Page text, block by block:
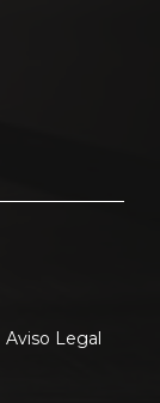
Aviso Legal